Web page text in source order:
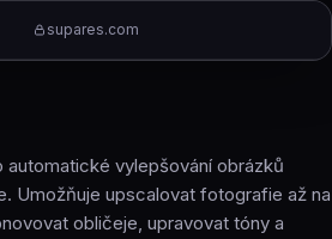
supares.com
automatické vylepšování obrázků
Umožňuje upscalovat fotografie až na
obličeje, upravovat tóny a